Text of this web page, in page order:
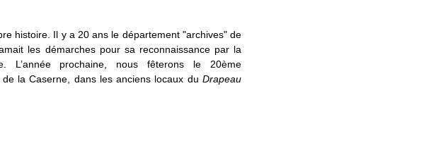
histoire. Il y a 20 ans le département "archives" de
les démarches pour sa reconnaissance par la
L’année prochaine, nous fêterons le 20ème
la Caserne, dans les anciens locaux du Drapeau